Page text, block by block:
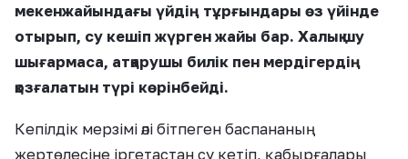
мекенжайындағы үйдің тұрғындары өз үйінде
отырып, су кешіп жүрген жайы бар. Халық шу
шығармаса, атқарушы билік пен мердігердің
қозғалатын түрі көрінбейді.
Кепілдік мерзімі әлі бітпеген баспананың
жертөлесіне іргетастан су кетіп, қабырғалары